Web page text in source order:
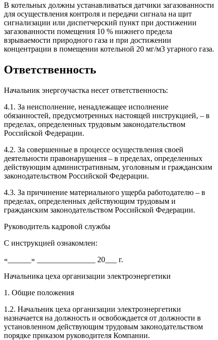
В котельных должны устанавливаться датчики загазованности
для осуществления контроля и передачи сигнала на щит
сигнализации или диспетчерский пункт при достижении
загазованности помещения 10 % нижнего предела
взрываемости природного газа и при достижении
концентрации в помещении котельной 20 мг/м3 угарного газа.
Ответственность
Начальник энергоучастка несет ответственность:
4.1. За неисполнение, ненадлежащее исполнение
обязанностей, предусмотренных настоящей инструкцией, – в
пределах, определенных трудовым законодательством
Российской Федерации.
4.2. За совершенные в процессе осуществления своей
деятельности правонарушения – в пределах, определенных
действующим административным, уголовным и гражданским
законодательством Российской Федерации.
4.3. За причинение материального ущерба работодателю – в
пределах, определенных действующим трудовым и
гражданским законодательством Российской Федерации.
Руководитель кадровой службы
С инструкцией ознакомлен:
«______» _______________ 20___ г.
Начальника цеха организации электроэнергетики
1. Общие положения
1.2. Начальник цеха организации электроэнергетики
назначается на должность и освобождается от должности в
установленном действующим трудовым законодательством
порядке приказом руководителя Компании.